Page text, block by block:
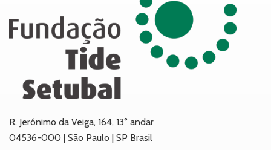
R. Jerônimo da Veiga, 164, 13° andar
04536-000 | São Paulo | SP Brasil